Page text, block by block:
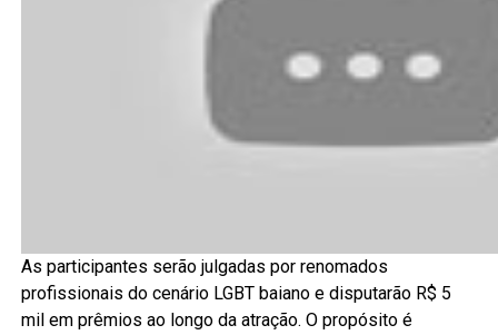
As participantes serão julgadas por renomados
profissionais do cenário LGBT baiano e disputarão R$ 5
mil em prêmios ao longo da atração. O propósito é